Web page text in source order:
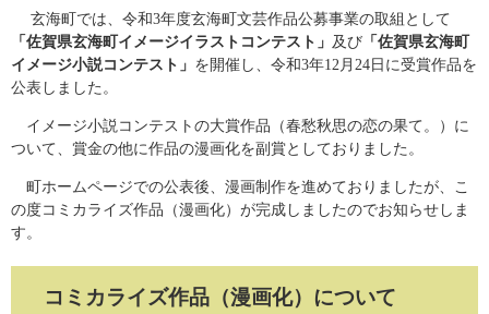
玄海町では、令和3年度玄海町文芸作品公募事業の取組として
「佐賀県玄海町イメージイラストコンテスト」 及び 「佐賀県玄海町
イメージ小説コンテスト」 を開催し、令和3年12月24日に受賞作品を
公表しました。
イメージ小説コンテストの大賞作品（春愁秋思の恋の果て。）に
ついて、賞金の他に作品の漫画化を副賞としておりました。
町ホームページでの公表後、漫画制作を進めておりましたが、こ
の度コミカライズ作品（漫画化）が完成しましたのでお知らせしま
す。
コミカライズ作品（漫画化）について